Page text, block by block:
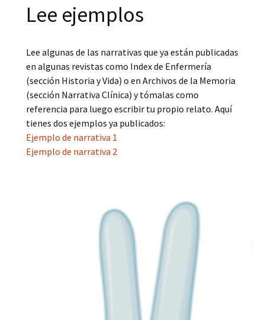
Lee ejemplos
Lee algunas de las narrativas que ya están publicadas
en algunas revistas como Index de Enfermería
(sección Historia y Vida) o en Archivos de la Memoria
(sección Narrativa Clínica) y tómalas como
referencia para luego escribir tu propio relato. Aquí
tienes dos ejemplos ya publicados:
Ejemplo de narrativa 1
Ejemplo de narrativa 2